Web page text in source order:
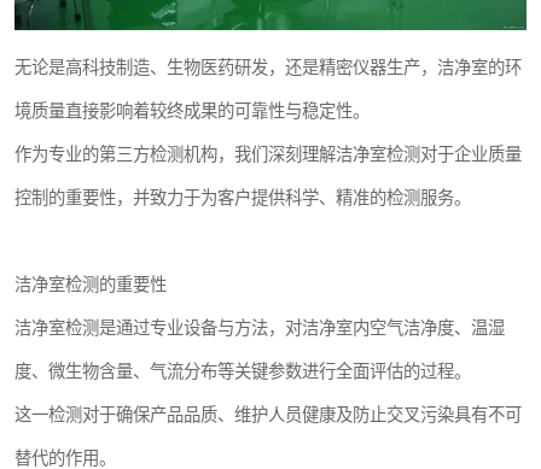
无论是高科技制造、生物医药研发，还是精密仪器生产，洁净室的环
境质量直接影响着较终成果的可靠性与稳定性。
作为专业的第三方检测机构，我们深刻理解洁净室检测对于企业质量
控制的重要性，并致力于为客户提供科学、精准的检测服务。
洁净室检测的重要性
洁净室检测是通过专业设备与方法，对洁净室内空气洁净度、温湿
度、微生物含量、气流分布等关键参数进行全面评估的过程。
这一检测对于确保产品品质、维护人员健康及防止交叉污染具有不可
替代的作用。